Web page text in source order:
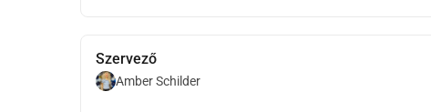
Szervező
Amber Schilder